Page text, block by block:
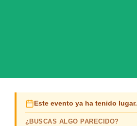
Este evento ya ha tenido lugar.
¿BUSCAS ALGO PARECIDO?